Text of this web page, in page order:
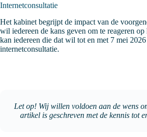
Internetconsultatie
Het kabinet begrijpt de impact van de
wil iedereen de kans geven om te reageren
kan iedereen die dat wil tot en met 7 mei
internetconsultatie.
Let op! Wij willen voldoen aan de wens
artikel is geschreven met de kennis tot